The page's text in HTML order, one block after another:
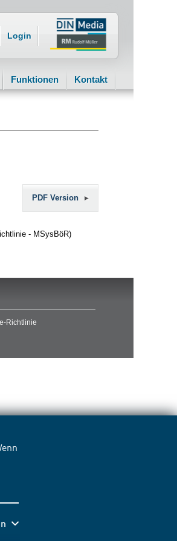
Login
Funktionen Kontakt
PDF Version
- MSysBöR)
Richtlinie